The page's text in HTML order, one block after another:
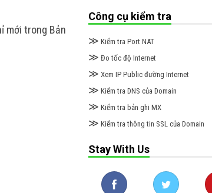
mới trong Bản
Công cụ kiểm tra
≫ Kiểm tra Port NAT
≫ Đo tốc độ Internet
≫ Xem IP Public đường Internet
≫ Kiểm tra DNS của Domain
≫ Kiểm tra bản ghi MX
≫ Kiểm tra thông tin SSL của Domain
Stay With Us